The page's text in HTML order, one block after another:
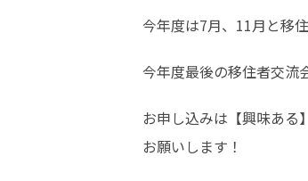
今年度は7月、11月と移
今年度最後の移住者交流
お申し込みは【興味ある
お願いします！